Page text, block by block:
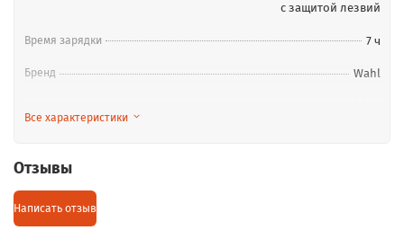
с защитой лезвий
Время зарядки 7 ч
Бренд Wahl
Все характеристики
Отзывы
Написать отзыв